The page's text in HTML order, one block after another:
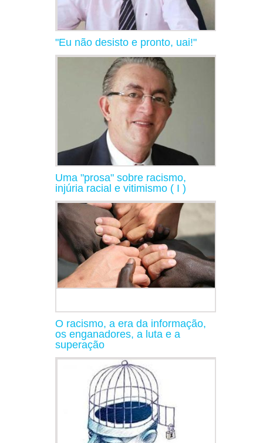
"Eu não desisto e pronto, uai!"
Uma "prosa" sobre racismo,
injúria racial e vitimismo ( I )
O racismo, a era da informação,
os enganadores, a luta e a
superação